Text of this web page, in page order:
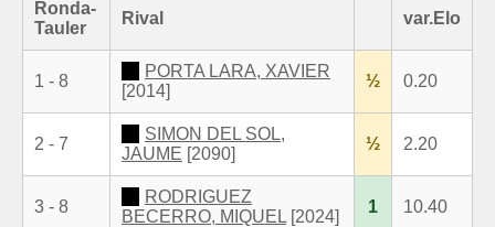
Ronda-
Tauler
Rival var.Elo
1 - 8
PORTA LARA, XAVIER
[2014]
½ 0.20
2 - 7
SIMON DEL SOL,
JAUME [2090]
½ 2.20
3 - 8
RODRIGUEZ
BECERRO, MIQUEL [2024]
1 10.40